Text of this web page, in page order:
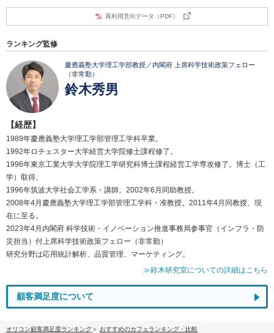
再利用意向データ（PDF）
ランキング監修
慶應義塾大学理工学部教授／内閣府 上席科学技術政策フェロー
（非常勤）
鈴木秀男
【経歴】
1989年慶應義塾大学理工学部管理工学科卒業。
1992年ロチェスター大学経営大学院修士課程修了。
1996年東京工業大学大学院理工学研究科博士課程経営工学専攻修了。博士（工
学）取得。
1996年筑波大学社会工学系・講師。2002年6月同助教授。
2008年4月慶應義塾大学理工学部管理工学科・准教授。2011年4月同教授、現
在に至る。
2023年4月内閣府 科学技術・イノベーション推進事務局参事官（インフラ・防
災担当）付上席科学技術政策フェロー（非常勤）
研究分野は応用統計解析、品質管理、マーケティング。
≫鈴木研究室についての詳細はこちら
顧客満足度について
オリコン顧客満足度ランキング
おすすめのカフェランキング・比較